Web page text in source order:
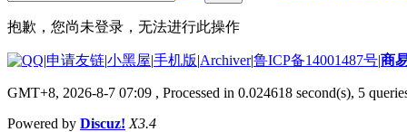
抱歉，您尚未登录，无法进行此操作
|申请友链|小黑屋|手机版|Archiver|鲁ICP备14001487号|商
GMT+8, 2026-8-7 07:09 , Processed in 0.024618 second(s), 5
Powered by Discuz! X3.4